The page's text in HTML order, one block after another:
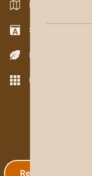
Kataloogid /
Sõnastik
Puiduliigid
Rohkem
Registreerimine